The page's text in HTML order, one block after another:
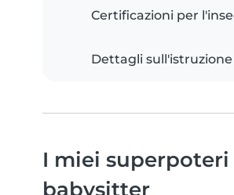
Certificazioni per
Dettagli sull'istruzione
I miei superpoteri
babysitter